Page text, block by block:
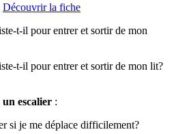
Découvrir la fiche
t-il pour entrer et sortir de mon
t-il pour entrer et sortir de mon lit?
escalier :
si je me déplace difficilement?